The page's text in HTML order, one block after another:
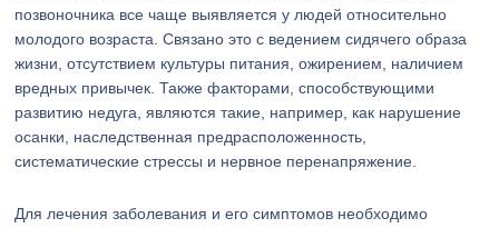
позвоночника все чаще выявляется у людей относительно
молодого возраста. Связано это с ведением сидячего образа
жизни, отсутствием культуры питания, ожирением, наличием
вредных привычек. Также факторами, способствующими
развитию недуга, являются такие, например, как нарушение
осанки, наследственная предрасположенность,
систематические стрессы и нервное перенапряжение.
Для лечения заболевания и его симптомов необходимо